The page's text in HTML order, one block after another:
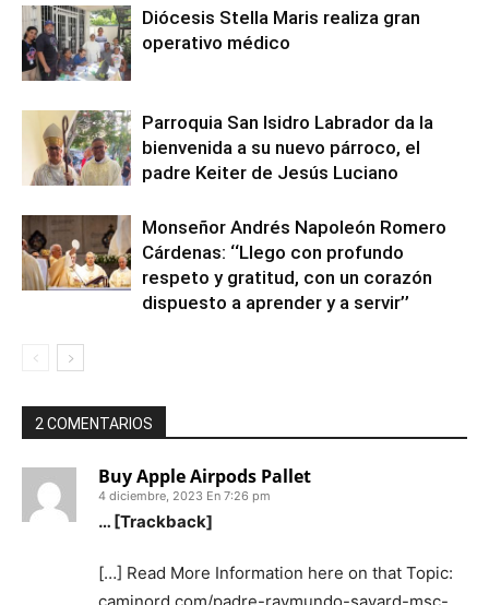
Diócesis Stella Maris realiza gran
operativo médico
Parroquia San Isidro Labrador da la
bienvenida a su nuevo párroco, el
padre Keiter de Jesús Luciano
Monseñor Andrés Napoleón Romero
Cárdenas: ‘‘Llego con profundo
respeto y gratitud, con un corazón
dispuesto a aprender y a servir’’
2 COMENTARIOS
Buy Apple Airpods Pallet
4 diciembre, 2023 En 7:26 pm
… [Trackback]
[…] Read More Information here on that Topic: